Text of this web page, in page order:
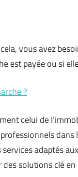
vous avez
est payée ou si
?
celui de
adaptés
solutions clé